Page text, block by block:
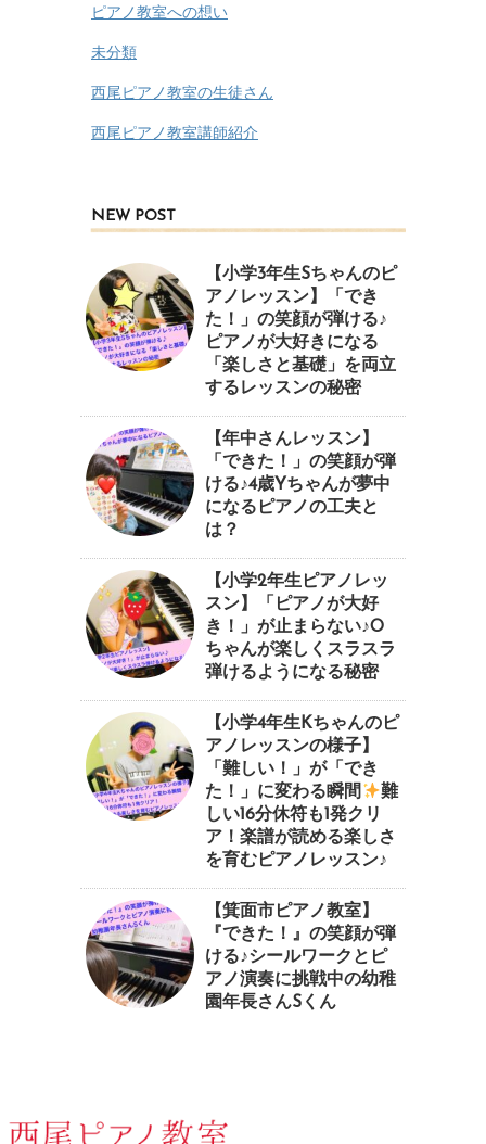
ピアノ教室への想い
未分類
西尾ピアノ教室の生徒さん
西尾ピアノ教室講師紹介
NEW POST
【小学3年生Sちゃんのピ
アノレッスン】「でき
た！」の笑顔が弾ける♪
ピアノが大好きになる
「楽しさと基礎」を両立
するレッスンの秘密
【年中さんレッスン】
「できた！」の笑顔が弾
ける♪4歳Yちゃんが夢中
になるピアノの工夫と
は？
【小学2年生ピアノレッ
スン】「ピアノが大好
き！」が止まらない♪O
ちゃんが楽しくスラスラ
弾けるようになる秘密
【小学4年生Kちゃんのピ
アノレッスンの様子】
「難しい！」が「でき
た！」に変わる瞬間
⁠難
しい16分休符も1発クリ
ア！楽譜が読める楽しさ
を育むピアノレッスン♪⁠
【箕面市ピアノ教室】
『できた！』の笑顔が弾
ける♪シールワークとピ
アノ演奏に挑戦中の幼稚
園年長さんSくん